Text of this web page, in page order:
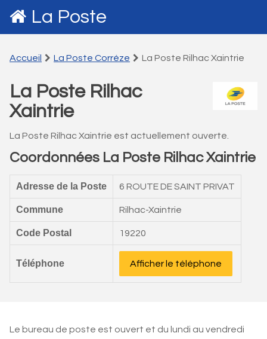
La Poste
Accueil La Poste Corréze La Poste Rilhac Xaintrie
La Poste Rilhac
Xaintrie
La Poste Rilhac Xaintrie est actuellement ouverte.
Coordonnées La Poste Rilhac Xaintrie
Adresse de la Poste 6 ROUTE DE SAINT PRIVAT
Commune Rilhac-Xaintrie
Code Postal 19220
Téléphone Afficher le téléphone
Le bureau de poste est ouvert et du lundi au vendredi